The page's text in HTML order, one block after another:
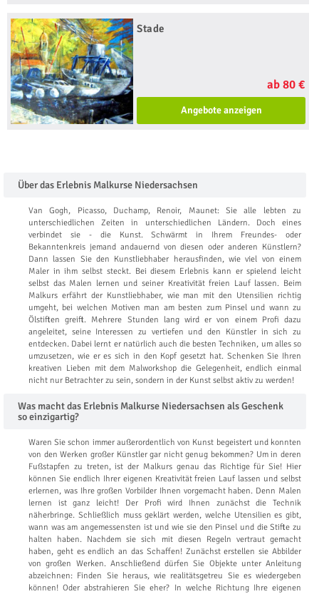
Stade
ab 80 €
Angebote anzeigen
Über das Erlebnis Malkurse Niedersachsen
Van Gogh, Picasso, Duchamp, Renoir, Maunet: Sie alle lebten zu
unterschiedlichen Zeiten in unterschiedlichen Ländern. Doch eines
verbindet sie - die Kunst. Schwärmt in Ihrem Freundes- oder
Bekanntenkreis jemand andauernd von diesen oder anderen Künstlern?
Dann lassen Sie den Kunstliebhaber herausfinden, wie viel von einem
Maler in ihm selbst steckt. Bei diesem Erlebnis kann er spielend leicht
selbst das Malen lernen und seiner Kreativität freien Lauf lassen. Beim
Malkurs erfährt der Kunstliebhaber, wie man mit den Utensilien richtig
umgeht, bei welchen Motiven man am besten zum Pinsel und wann zu
Ölstiften greift. Mehrere Stunden lang wird er von einem Profi dazu
angeleitet, seine Interessen zu vertiefen und den Künstler in sich zu
entdecken. Dabei lernt er natürlich auch die besten Techniken, um alles so
umzusetzen, wie er es sich in den Kopf gesetzt hat. Schenken Sie Ihren
kreativen Lieben mit dem Malworkshop die Gelegenheit, endlich einmal
nicht nur Betrachter zu sein, sondern in der Kunst selbst aktiv zu werden!
Was macht das Erlebnis Malkurse Niedersachsen als Geschenk
so einzigartig?
Waren Sie schon immer außerordentlich von Kunst begeistert und konnten
von den Werken großer Künstler gar nicht genug bekommen? Um in deren
Fußstapfen zu treten, ist der Malkurs genau das Richtige für Sie! Hier
können Sie endlich Ihrer eigenen Kreativität freien Lauf lassen und selbst
erlernen, was Ihre großen Vorbilder Ihnen vorgemacht haben. Denn Malen
lernen ist ganz leicht! Der Profi wird Ihnen zunächst die Technik
näherbringe. Schließlich muss geklärt werden, welche Utensilien es gibt,
wann was am angemessensten ist und wie sie den Pinsel und die Stifte zu
halten haben. Nachdem sie sich mit diesen Regeln vertraut gemacht
haben, geht es endlich an das Schaffen! Zunächst erstellen sie Abbilder
von großen Werken. Anschließend dürfen Sie Objekte unter Anleitung
abzeichnen: Finden Sie heraus, wie realitätsgetreu Sie es wiedergeben
können! Oder abstrahieren Sie eher? In welche Richtung Ihre eigenen